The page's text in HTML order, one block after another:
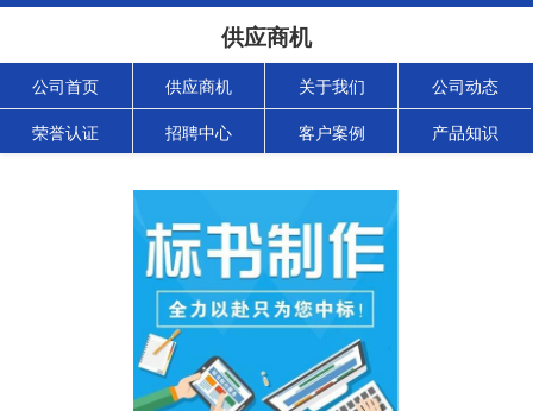
供应商机
公司首页 供应商机 关于我们 公司动态
荣誉认证 招聘中心 客户案例 产品知识